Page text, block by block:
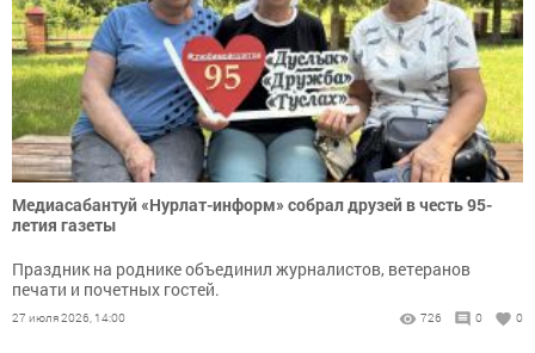
Медиасабантуй «Нурлат-информ» собрал друзей в честь 95-
летия газеты
Праздник на роднике объединил журналистов, ветеранов
печати и почетных гостей.
27 июля 2026, 14:00 726 0 0